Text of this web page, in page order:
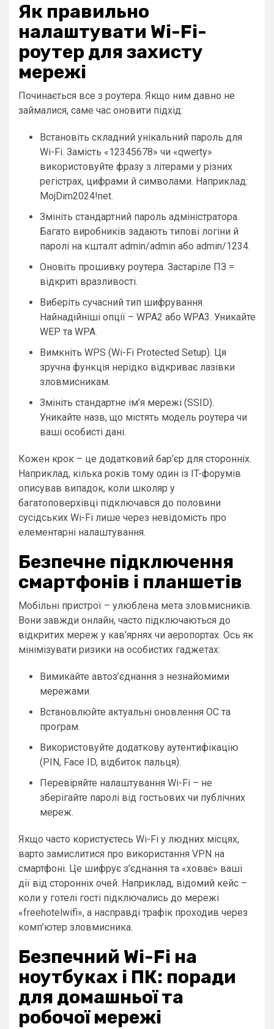
Як правильно
налаштувати Wi-Fi-
роутер для захисту
мережі
Починається все з роутера. Якщо ним давно не
займалися, саме час оновити підхід:
Встановіть складний унікальний пароль для
Wi-Fi. Замість «12345678» чи «qwerty»
використовуйте фразу з літерами у різних
регістрах, цифрами й символами. Наприклад:
MojDim2024!net.
Змініть стандартний пароль адміністратора.
Багато виробників задають типові логіни й
паролі на кшталт admin/admin або admin/1234.
Оновіть прошивку роутера. Застаріле ПЗ =
відкриті вразливості.
Виберіть сучасний тип шифрування.
Найнадійніші опції – WPA2 або WPA3. Уникайте
WEP та WPA.
Вимкніть WPS (Wi-Fi Protected Setup). Ця
зручна функція нерідко відкриває лазівки
зловмисникам.
Змініть стандартне ім’я мережі (SSID).
Уникайте назв, що містять модель роутера чи
ваші особисті дані.
Кожен крок – це додатковий бар’єр для сторонніх.
Наприклад, кілька років тому один із IT-форумів
описував випадок, коли школяр у
багатоповерхівці підключався до половини
сусідських Wi-Fi лише через невідомість про
елементарні налаштування.
Безпечне підключення
смартфонів і планшетів
Мобільні пристрої – улюблена мета зловмисників.
Вони завжди онлайн, часто підключаються до
відкритих мереж у кав’ярнях чи аеропортах. Ось як
мінімізувати ризики на особистих гаджетах:
Вимикайте автоз’єднання з незнайомими
мережами.
Встановлюйте актуальні оновлення ОС та
програм.
Використовуйте додаткову аутентифікацію
(PIN, Face ID, відбиток пальця).
Перевіряйте налаштування Wi-Fi – не
зберігайте паролі від гостьових чи публічних
мереж.
Якщо часто користуєтесь Wi-Fi у людних місцях,
варто замислитися про використання VPN на
смартфоні. Це шифрує з’єднання та «ховає» ваші
дії від сторонніх очей. Наприклад, відомий кейс –
коли у готелі гості підключались до мережі
«freehotelwifi», а насправді трафік проходив через
комп’ютер зловмисника.
Безпечний Wi-Fi на
ноутбуках і ПК: поради
для домашньої та
робочої мережі